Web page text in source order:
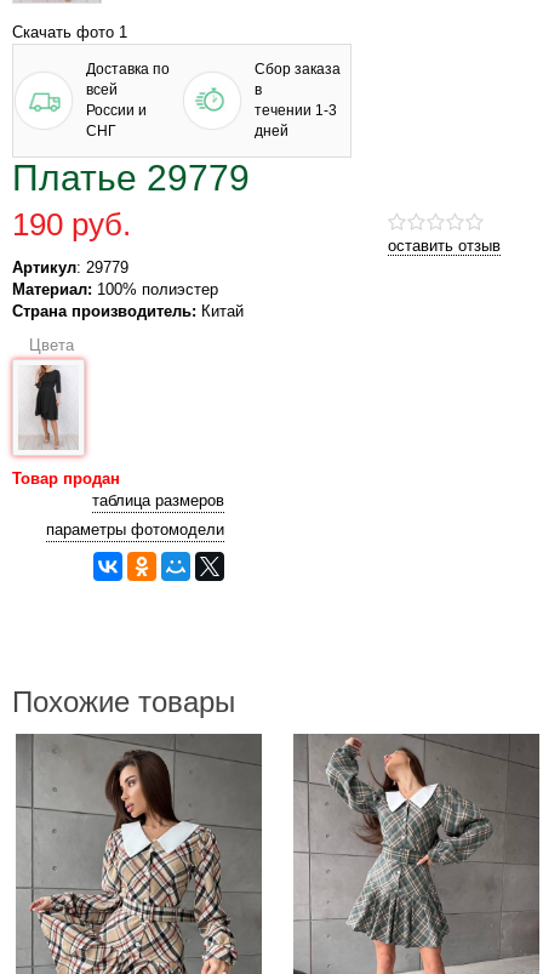
Скачать фото 1
Доставка по
всей
России и
СНГ
Сбор заказа
в
течении 1-3
дней
Платье 29779
оставить отзыв
190 руб.
Артикул: 29779
Материал: 100% полиэстер
Страна производитель: Китай
Цвета
Товар продан
таблица размеров
параметры фотомодели
Похожие товары